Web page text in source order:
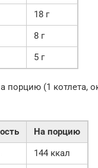
18 г
8 г
5 г
порцию (1 котлета,
На порцию
144 ккал